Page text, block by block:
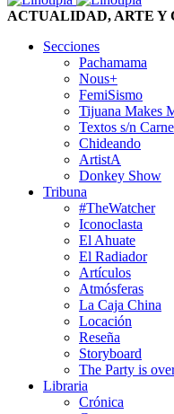
ACTUALIDAD, ARTE Y
Secciones
Pachamama
Nous+
FemiSismo
Tijuana Makes
Textos s/n Carne
Chideando
ArtistA
Donkey Show
Tribuna
#TheWatcher
Iconoclasta
El Ahuate
El Radiador
Artículos
Atmósferas
La Caja China
Locación
Reseña
Storyboard
The Party is
Libraria
Crónica